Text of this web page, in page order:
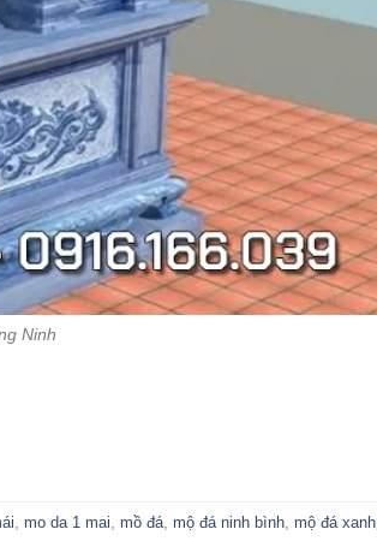
Ninh
mo da 1 mai mồ đá mộ đá ninh bình mộ đá xanh